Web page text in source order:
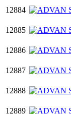
12884
12885
12886
12887
12888
12889